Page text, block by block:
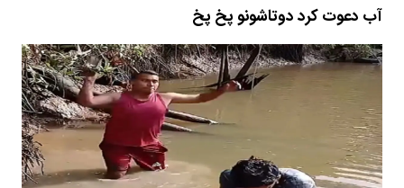
آب دعوت کرد دوتاشونو پخ پخ